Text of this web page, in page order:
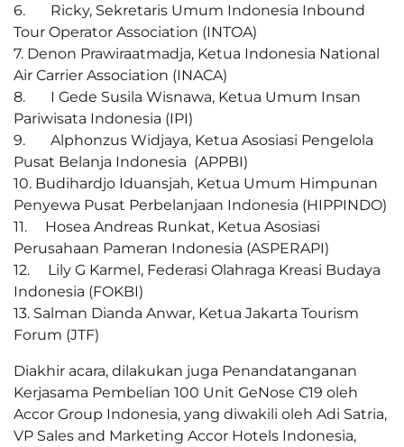
6. Ricky, Sekretaris Umum Indonesia Inbound
Tour Operator Association (INTOA)
7. Denon Prawiraatmadja, Ketua Indonesia National
Air Carrier Association (INACA)
8. I Gede Susila Wisnawa, Ketua Umum Insan
Pariwisata Indonesia (IPI)
9. Alphonzus Widjaya, Ketua Asosiasi Pengelola
Pusat Belanja Indonesia (APPBI)
10. Budihardjo Iduansjah, Ketua Umum Himpunan
Penyewa Pusat Perbelanjaan Indonesia (HIPPINDO)
11. Hosea Andreas Runkat, Ketua Asosiasi
Perusahaan Pameran Indonesia (ASPERAPI)
12. Lily G Karmel, Federasi Olahraga Kreasi Budaya
Indonesia (FOKBI)
13. Salman Dianda Anwar, Ketua Jakarta Tourism
Forum (JTF)
Diakhir acara, dilakukan juga Penandatanganan
Kerjasama Pembelian 100 Unit GeNose C19 oleh
Accor Group Indonesia, yang diwakili oleh Adi Satria,
VP Sales and Marketing Accor Hotels Indonesia,